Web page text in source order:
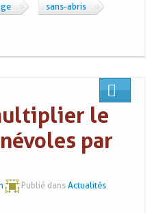
sans-abris
le
par
Publié dansActualités